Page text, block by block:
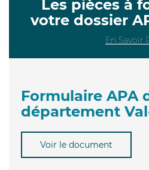
Les pièces à
votre dossier
En Savoir
Formulaire APA
département
Voir le document